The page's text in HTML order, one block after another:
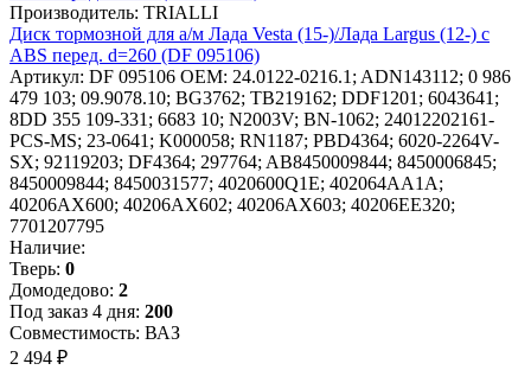
Производитель: TRIALLI
Диск тормозной для а/м Лада Vesta (15-)/Лада Largus (12-) с
ABS перед. d=260 (DF 095106)
Артикул: DF 095106 OEM: 24.0122-0216.1; ADN143112; 0 986
479 103; 09.9078.10; BG3762; TB219162; DDF1201; 6043641;
8DD 355 109-331; 6683 10; N2003V; BN-1062; 24012202161-
PCS-MS; 23-0641; K000058; RN1187; PBD4364; 6020-2264V-
SX; 92119203; DF4364; 297764; AB8450009844; 8450006845;
8450009844; 8450031577; 4020600Q1E; 402064AA1A;
40206AX600; 40206AX602; 40206AX603; 40206EE320;
7701207795
Наличие:
Тверь: 0
Домодедово: 2
Под заказ 4 дня: 200
Совместимость: ВАЗ
2 494 ₽